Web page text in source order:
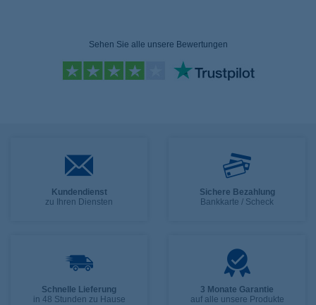
Sehen Sie alle unsere Bewertungen
Kundendienst
zu Ihren Diensten
Sichere Bezahlung
Bankkarte / Scheck
Schnelle Lieferung
in 48 Stunden zu Hause
3 Monate Garantie
auf alle unsere Produkte